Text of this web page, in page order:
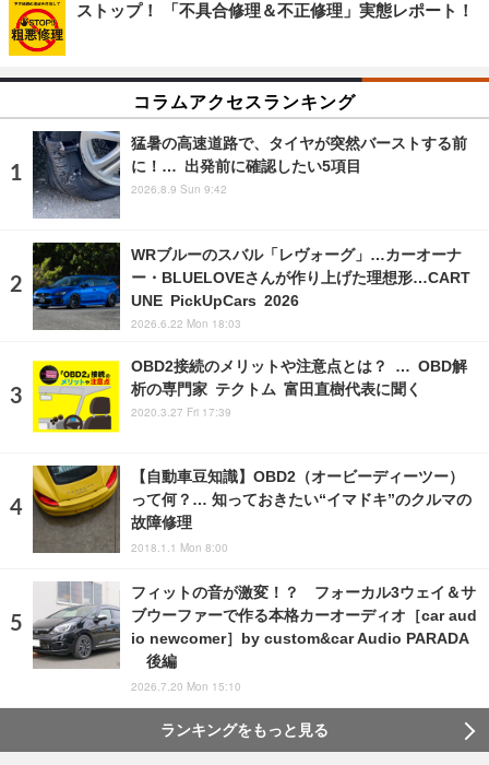
ストップ！ 「不具合修理＆不正修理」実態レポート！
コラムアクセスランキング
猛暑の高速道路で、タイヤが突然バーストする前
に！… 出発前に確認したい5項目
2026.8.9 Sun 9:42
WRブルーのスバル「レヴォーグ」…カーオーナ
ー・BLUELOVEさんが作り上げた理想形…CART
UNE PickUpCars 2026
2026.6.22 Mon 18:03
OBD2接続のメリットや注意点とは？ … OBD解
析の専門家 テクトム 富田直樹代表に聞く
2020.3.27 Fri 17:39
【自動車豆知識】OBD2（オービーディーツー）
って何？… 知っておきたい“イマドキ”のクルマの
故障修理
2018.1.1 Mon 8:00
フィットの音が激変！？ フォーカル3ウェイ＆サ
ブウーファーで作る本格カーオーディオ［car aud
io newcomer］by custom&car Audio PARADA
後編
2026.7.20 Mon 15:10
ランキングをもっと見る